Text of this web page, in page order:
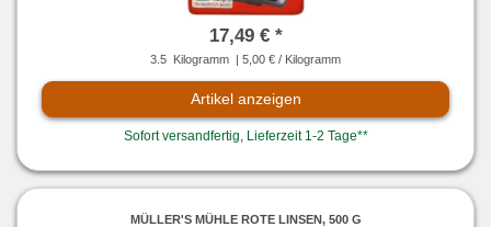
17,49 € *
3.5 Kilogramm | 5,00 € / Kilogramm
Artikel anzeigen
Sofort versandfertig, Lieferzeit 1-2 Tage**
MÜLLER'S MÜHLE ROTE LINSEN, 500 G